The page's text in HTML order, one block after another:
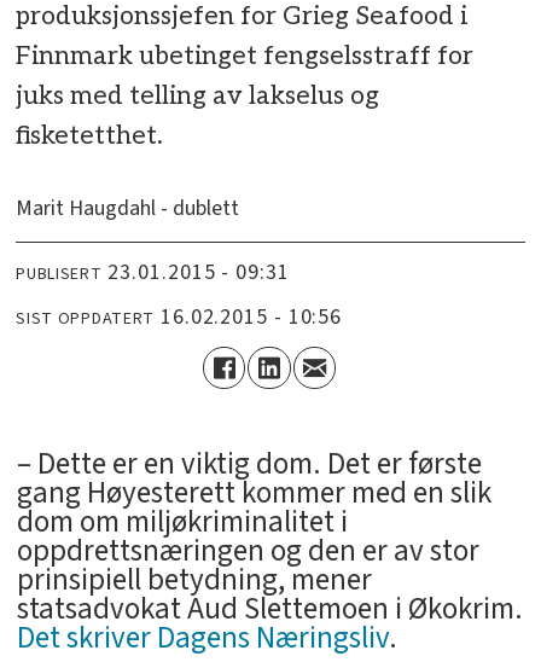
produksjonssjefen for Grieg Seafood i
Finnmark ubetinget fengselsstraff for
juks med telling av lakselus og
fisketetthet.
Marit Haugdahl - dublett
PUBLISERT 23.01.2015 - 09:31
SIST OPPDATERT 16.02.2015 - 10:56
– Dette er en viktig dom. Det er første
gang Høyesterett kommer med en slik
dom om miljøkriminalitet i
oppdrettsnæringen og den er av stor
prinsipiell betydning, mener
statsadvokat Aud Slettemoen i Økokrim.
Det skriver Dagens Næringsliv.